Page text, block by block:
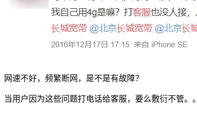
网速不好，频繁断网，是不是有故障？
当用户因为这些问题打电话给客服，要么敷衍不管。。